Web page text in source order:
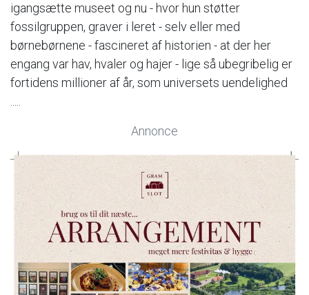
igangsætte museet og nu - hvor hun støtter
fossilgruppen, graver i leret - selv eller med
børnebørnene - fascineret af historien - at der her
engang var hav, hvaler og hajer - lige så ubegribelig er
fortidens millioner af år, som universets uendelighed
.....
Annonce